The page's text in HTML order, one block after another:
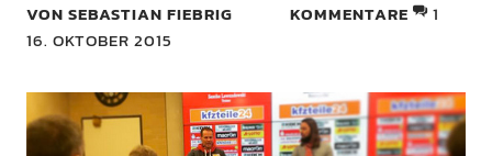
VON SEBASTIAN FIEBRIG
16. OKTOBER 2015
KOMMENTARE 1